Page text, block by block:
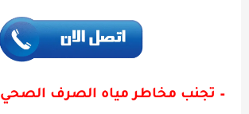
– تجنب مخاطر مياه الصرف الصحي